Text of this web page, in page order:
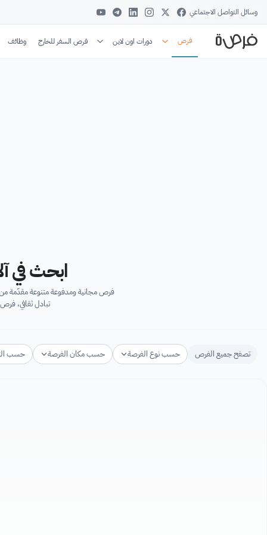
وسائل التواصل الاجتماعي
فرص دورات اون لاين فرص السفر للخارج وظائف
ابحث في
فرص مجانية ومدفوعة متنوعة مقدّمة من
تبادل ثقافي،
تصفح جميع الفرص حسب نوع الفرصة حسب مكان الفرصة حسب